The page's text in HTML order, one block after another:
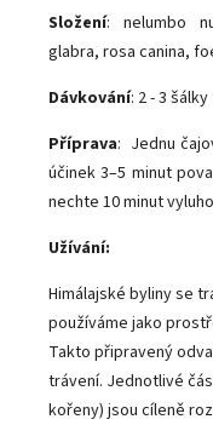
Složení:nelumbo
glabra, rosa canina,
Dávkování: 2 - 3
Příprava: Jednu
účinek 3–5 minut
nechte 10 minut
Užívání:
Himálajské byliny se
používáme jako
Takto připravený
trávení. Jednotlivé
kořeny) jsou cíleně